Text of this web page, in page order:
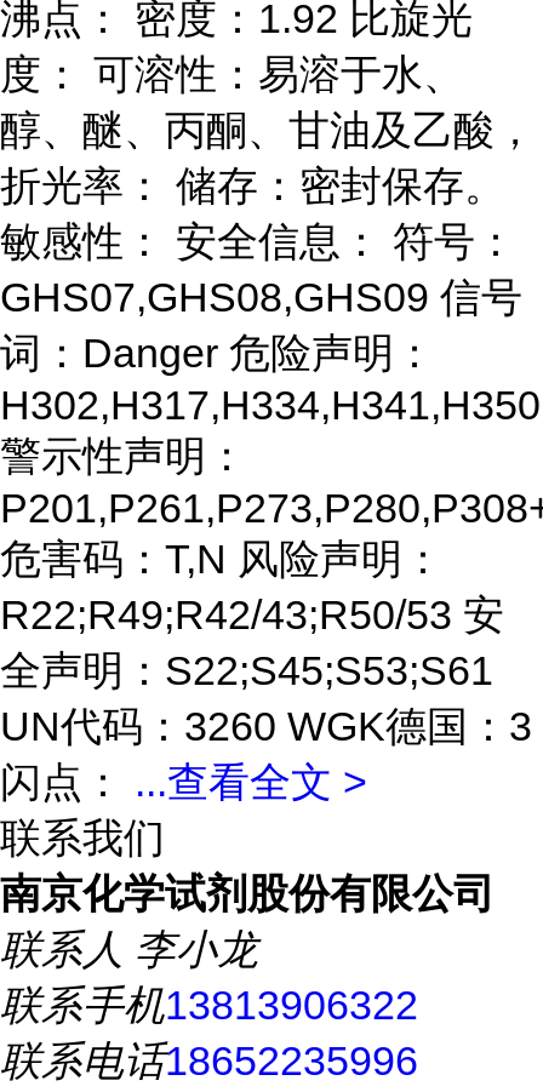
沸点： 密度：1.92 比旋光
度： 可溶性：易溶于水、
醇、醚、丙酮、甘油及乙酸，
折光率： 储存：密封保存。
敏感性： 安全信息： 符号：
GHS07,GHS08,GHS09 信号
词：Danger 危险声明：
警示性声明：
危害码：T,N 风险声明：
R22;R49;R42/43;R50/53 安
全声明：S22;S45;S53;S61
UN代码：3260 WGK德国：3
闪点： ...查看全文 >
联系我们
南京化学试剂股份有限公司
联系人 李小龙
联系手机13813906322
联系电话18652235996